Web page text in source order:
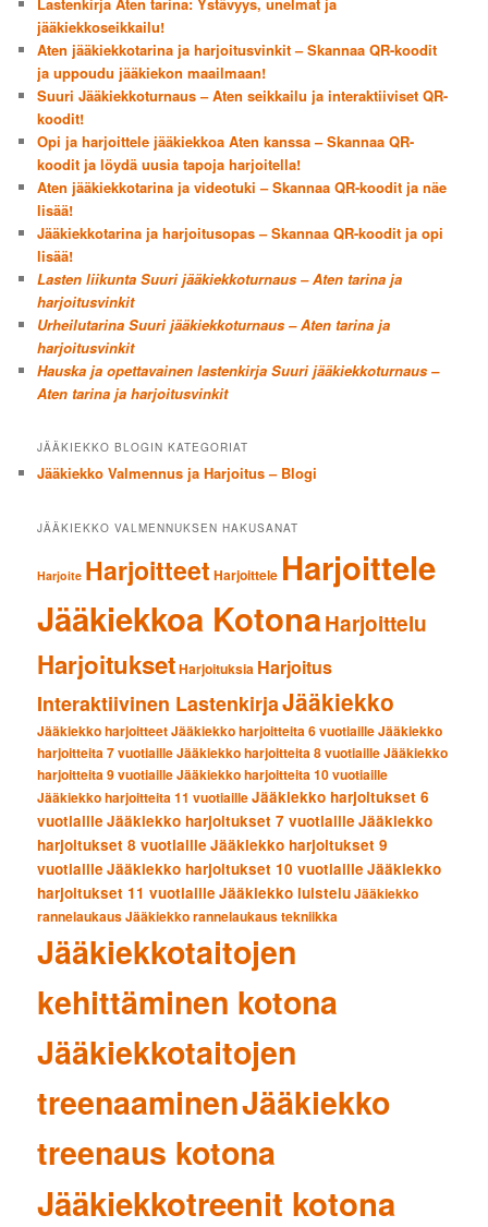
jääkiekkoseikkailu!
Aten jääkiekkotarina ja harjoitusvinkit – Skannaa QR-koodit
ja uppoudu jääkiekon maailmaan!
Suuri Jääkiekkoturnaus – Aten seikkailu ja interaktiiviset QR-
koodit!
Opi ja harjoittele jääkiekkoa Aten kanssa – Skannaa QR-
koodit ja löydä uusia tapoja harjoitella!
Aten jääkiekkotarina ja videotuki – Skannaa QR-koodit ja näe
lisää!
Jääkiekkotarina ja harjoitusopas – Skannaa QR-koodit ja opi
lisää!
Lasten liikunta Suuri jääkiekkoturnaus – Aten tarina ja
harjoitusvinkit
Urheilutarina Suuri jääkiekkoturnaus – Aten tarina ja
harjoitusvinkit
Hauska ja opettavainen lastenkirja Suuri jääkiekkoturnaus –
Aten tarina ja harjoitusvinkit
JÄÄKIEKKO BLOGIN KATEGORIAT
Jääkiekko Valmennus ja Harjoitus – Blogi
JÄÄKIEKKO VALMENNUKSEN HAKUSANAT
Harjoite Harjoitteet Harjoittele Harjoittele
Jääkiekkoa KotonaHarjoittelu
HarjoituksetHarjoituksia Harjoitus
Interaktiivinen LastenkirjaJääkiekko
Jääkiekko harjoitteetJääkiekko harjoitteita 6 vuotiailleJääkiekko
harjoitteita 7 vuotiailleJääkiekko harjoitteita 8 vuotiailleJääkiekko
harjoitteita 9 vuotiailleJääkiekko harjoitteita 10 vuotiaille
Jääkiekko harjoitteita 11 vuotiailleJääkiekko harjoitukset 6
vuotiaille Jääkiekko harjoitukset 7 vuotiaille Jääkiekko
harjoitukset 8 vuotiaille Jääkiekko harjoitukset 9
vuotiaille Jääkiekko harjoitukset 10 vuotiaille Jääkiekko
harjoitukset 11 vuotiaille Jääkiekko luisteluJääkiekko
rannelaukausJääkiekko rannelaukaus tekniikka
Jääkiekkotaitojen
kehittäminen kotona
Jääkiekkotaitojen
treenaaminenJääkiekko
treenaus kotona
Jääkiekkotreenit kotona